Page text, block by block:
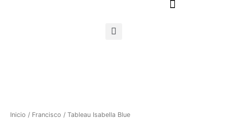
Inicio / Francisco / Tableau Isabella Blue